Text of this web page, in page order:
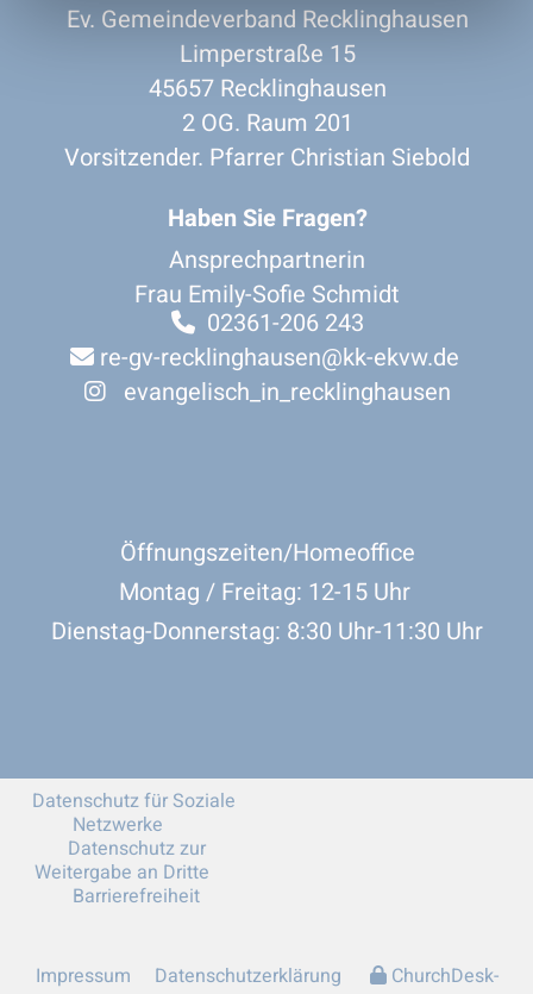
Ev. Gemeindeverband Recklinghausen
Limperstraße 15
45657 Recklinghausen
2 OG. Raum 201
Vorsitzender. Pfarrer Christian Siebold
Haben Sie Fragen?
Ansprechpartnerin
Frau Emily-Sofie Schmidt
02361-206 243
re-gv-recklinghausen@kk-ekvw.de
 evangelisch_in_recklinghausen
Öffnungszeiten/Homeoffice
Montag / Freitag: 12-15 Uhr
Dienstag-Donnerstag: 8:30 Uhr-11:30 Uhr
Datenschutz für Soziale
Netzwerke
Datenschutz zur
Weitergabe an Dritte
Barrierefreiheit
Impressum Datenschutzerklärung ChurchDesk-